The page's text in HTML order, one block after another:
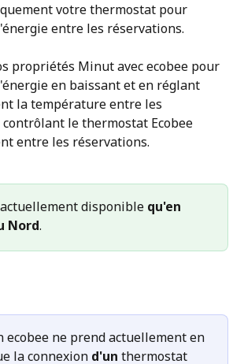
votre thermostat pour
entre les réservations.
propriétés Minut avec ecobee pour
en baissant et en réglant
la température entre les
le thermostat Ecobee
entre les réservations.
actuellement disponible qu'en
Nord.
ecobee ne prend actuellement en
la connexion d'un thermostat